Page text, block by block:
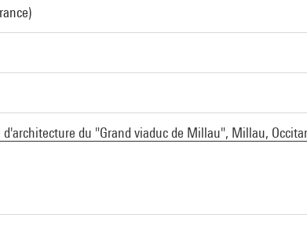
du "Grand viaduc de Millau", Millau,